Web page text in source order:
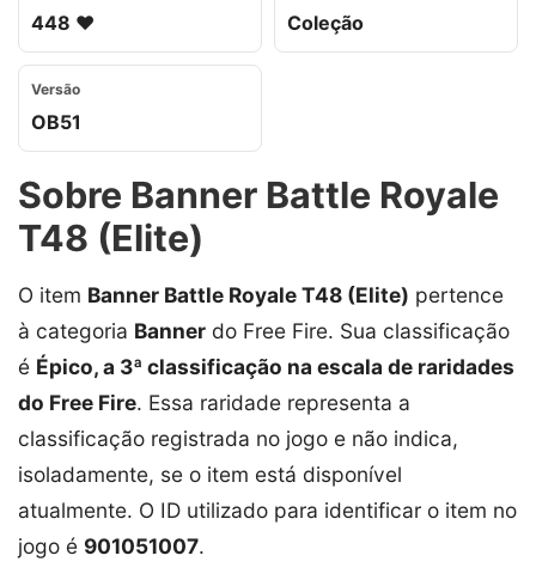
448 ❤️ Coleção
Versão
OB51
Sobre Banner Battle Royale
T48 (Elite)
O item Banner Battle Royale T48 (Elite) pertence
à categoria Banner do Free Fire. Sua classificação
é Épico, a 3ª classificação na escala de raridades
do Free Fire. Essa raridade representa a
classificação registrada no jogo e não indica,
isoladamente, se o item está disponível
atualmente. O ID utilizado para identificar o item no
jogo é 901051007.